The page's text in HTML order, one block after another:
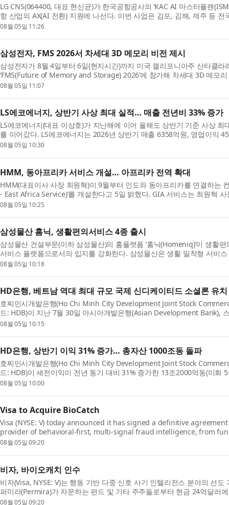
LG CNS(064400, 대표 현신균)가 한국공항공사의 ‘KAC AI 마스터플랜
항 산업의 AX(AI 전환) 지원에 나선다. 이번 사업은 김포, 김해, 제주 등
용하기 위한 중장기 전략과 실행 로드맵을 수립...
08월 05일 11:26
삼성전자, FMS 2026서 차세대 3D 메모리 비전 제시
삼성전자가 8월 4일부터 6일(현지시간)까지 미국 캘리포니아주 산타클라
‘FMS(Future of Memory and Storage) 2026’에 참가해 차세대 3D 메모
의 목업(Mock-up)을 업계 최초로 공개하고, AI 시대를 이끌 차세대 ...
08월 05일 11:07
LS에코에너지, 상반기 사상 최대 실적… 매출 전년비 33% 증가
LS에코에너지(대표 이상호)가 지난해에 이어 올해도 상반기 기준 사상
를 이어갔다. LS에코에너지는 2026년 상반기 매출 6358억원, 영업이익
지난해 상반기 대비 각각 32.8%, 16.5% 증가한 수치...
08월 05일 10:30
HMM, 동아프리카 서비스 개설… 아프리카 전역 확대
HMM(대표이사 사장 최원혁)이 9월부터 인도와 동아프리카를 연결하는
- East Africa Service)’를 개설한다고 5일 밝혔다. GIA 서비스는 최원혁
부문 ‘허브 앤 스포크(Hub & Spoke)’ 전략의 두 ...
08월 05일 10:25
삼성물산 홈닉, 생활편의서비스 4종 출시
삼성물산 건설부문(이하 삼성물산)의 홈플랫폼 ‘홈닉(Homeniq)’이 생활
서비스 플랫폼으로서의 입지를 강화한다. 삼성물산은 생활 밀착형 서비스
의류수거·펫케어 서비스를 선보인다고 밝혔다. 홈...
08월 05일 10:18
HD은행, 베트남 역대 최대 규모 국제 신디케이티드 소셜론 유치
호찌민시개발은행(Ho Chi Minh City Development Joint Stock
드: HDB)이 지난 7월 30일 아시아개발은행(Asian Development Bank),
Chartered) 및 기타 국제 금융기관과 7억2100만달러 규모의 국제 신...
08월 05일 10:15
HD은행, 상반기 이익 31% 증가… 총자산 1000조동 돌파
호찌민시개발은행(Ho Chi Minh City Development Joint Stock
드: HDB)이 세전이익이 전년 동기 대비 31% 증가한 13조2000억동(미화
조한 실적을 거뒀다. HD은행의 총자산은 6월 30일 기준 연초 ...
08월 05일 10:00
Visa to Acquire BioCatch
Visa (NYSE: V) today announced it has signed a definitive
provider of behavioral-first, multi-signal fraud intelligence, from
other shareholders for $2.4 billion in cash. The ac...
08월 05일 09:20
비자, 바이오캐치 인수
비자(Visa, NYSE: V)는 행동 기반 다중 신호 사기 인텔리전스 분야의 선
퍼미라(Permira)가 자문하는 펀드 및 기타 주주들로부터 현금 24억달러
했다고 발표했다. 바이오캐치 인수는 비자의 기존 ...
08월 05일 09:20